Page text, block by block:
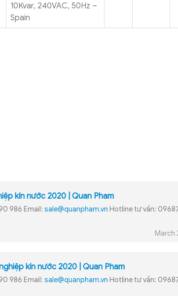
10Kvar, 240VAC, 50Hz –
Spain
kín nước 2020 | Quan Pham
986 Email: sale@quanpham.vn Hotline tư vấn:
March
kín nước 2020 | Quan Pham
986 Email: sale@quanpham.vn Hotline tư vấn: